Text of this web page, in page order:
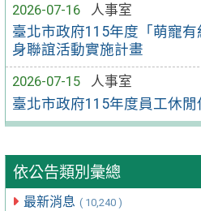
2026-07-16
人事室
臺北市政府115年度「萌寵
身聯誼活動實施計畫
2026-07-15
人事室
臺北市政府115年度員工休
依公告類別彙總
最新消息 ( 10,240 )